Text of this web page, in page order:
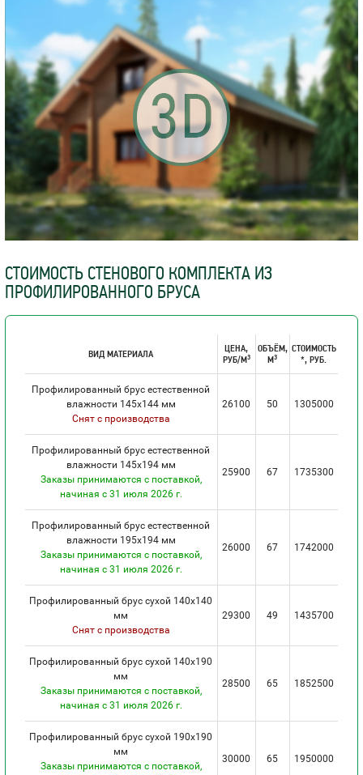
СТОИМОСТЬ СТЕНОВОГО КОМПЛЕКТА ИЗ
ПРОФИЛИРОВАННОГО БРУСА
ВИД МАТЕРИАЛА
ЦЕНА,
РУБ/М3
ОБЪЁМ,
М3
СТОИМОСТЬ
*, РУБ.
Профилированный брус естественной
влажности 145х144 мм
Снят с производства
26100 50 1305000
Профилированный брус естественной
влажности 145х194 мм
Заказы принимаются с поставкой,
начиная с 31 июля 2026 г.
25900 67 1735300
Профилированный брус естественной
влажности 195х194 мм
Заказы принимаются с поставкой,
начиная с 31 июля 2026 г.
26000 67 1742000
Профилированный брус сухой 140х140
мм
Снят с производства
29300 49 1435700
Профилированный брус сухой 140х190
мм
Заказы принимаются с поставкой,
начиная с 31 июля 2026 г.
28500 65 1852500
Профилированный брус сухой 190х190
мм
Заказы принимаются с поставкой,
30000 65 1950000